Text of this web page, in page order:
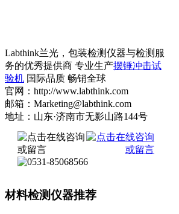
Labthink兰光，包装检测仪器与检测服
务的优秀提供商 专业生产摆锤冲击试
验机 国际品质 畅销全球
官网：http://www.labthink.com
邮箱：Marketing@labthink.com
地址：山东·济南市无影山路144号
材料检测仪器推荐